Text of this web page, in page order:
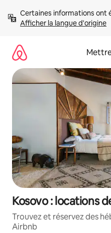
directement
Afficher la langue d'origine
Kosovo : locations
Trouvez et réservez des
Airbnb